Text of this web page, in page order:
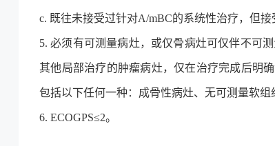
c. 既往未接受过针对A/mBC的系统性治疗，但
5. 必须有可测量病灶，或仅骨病灶可仅伴不可
其他局部治疗的肿瘤病灶，仅在治疗完成后明
包括以下任何一种：成骨性病灶、无可测量软
6. ECOGPS≤2。